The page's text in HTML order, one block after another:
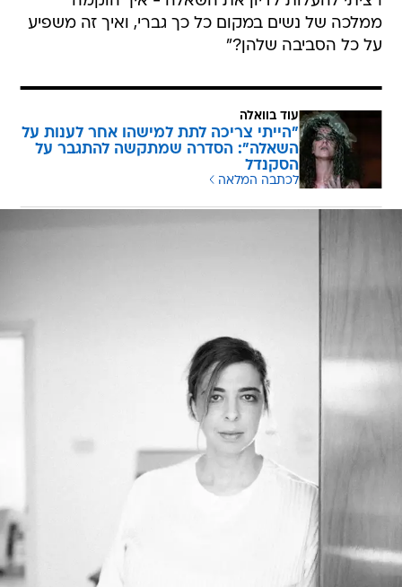
ממלכה של נשים במקום כל כך גברי, ואיך זה משפיע
על כל הסביבה שלהן?"
עוד בוואלה
"הייתי צריכה לתת למישהו אחר לענות על
השאלה": הסדרה שמתקשה להתגבר על
הסקנדל
לכתבה המלאה